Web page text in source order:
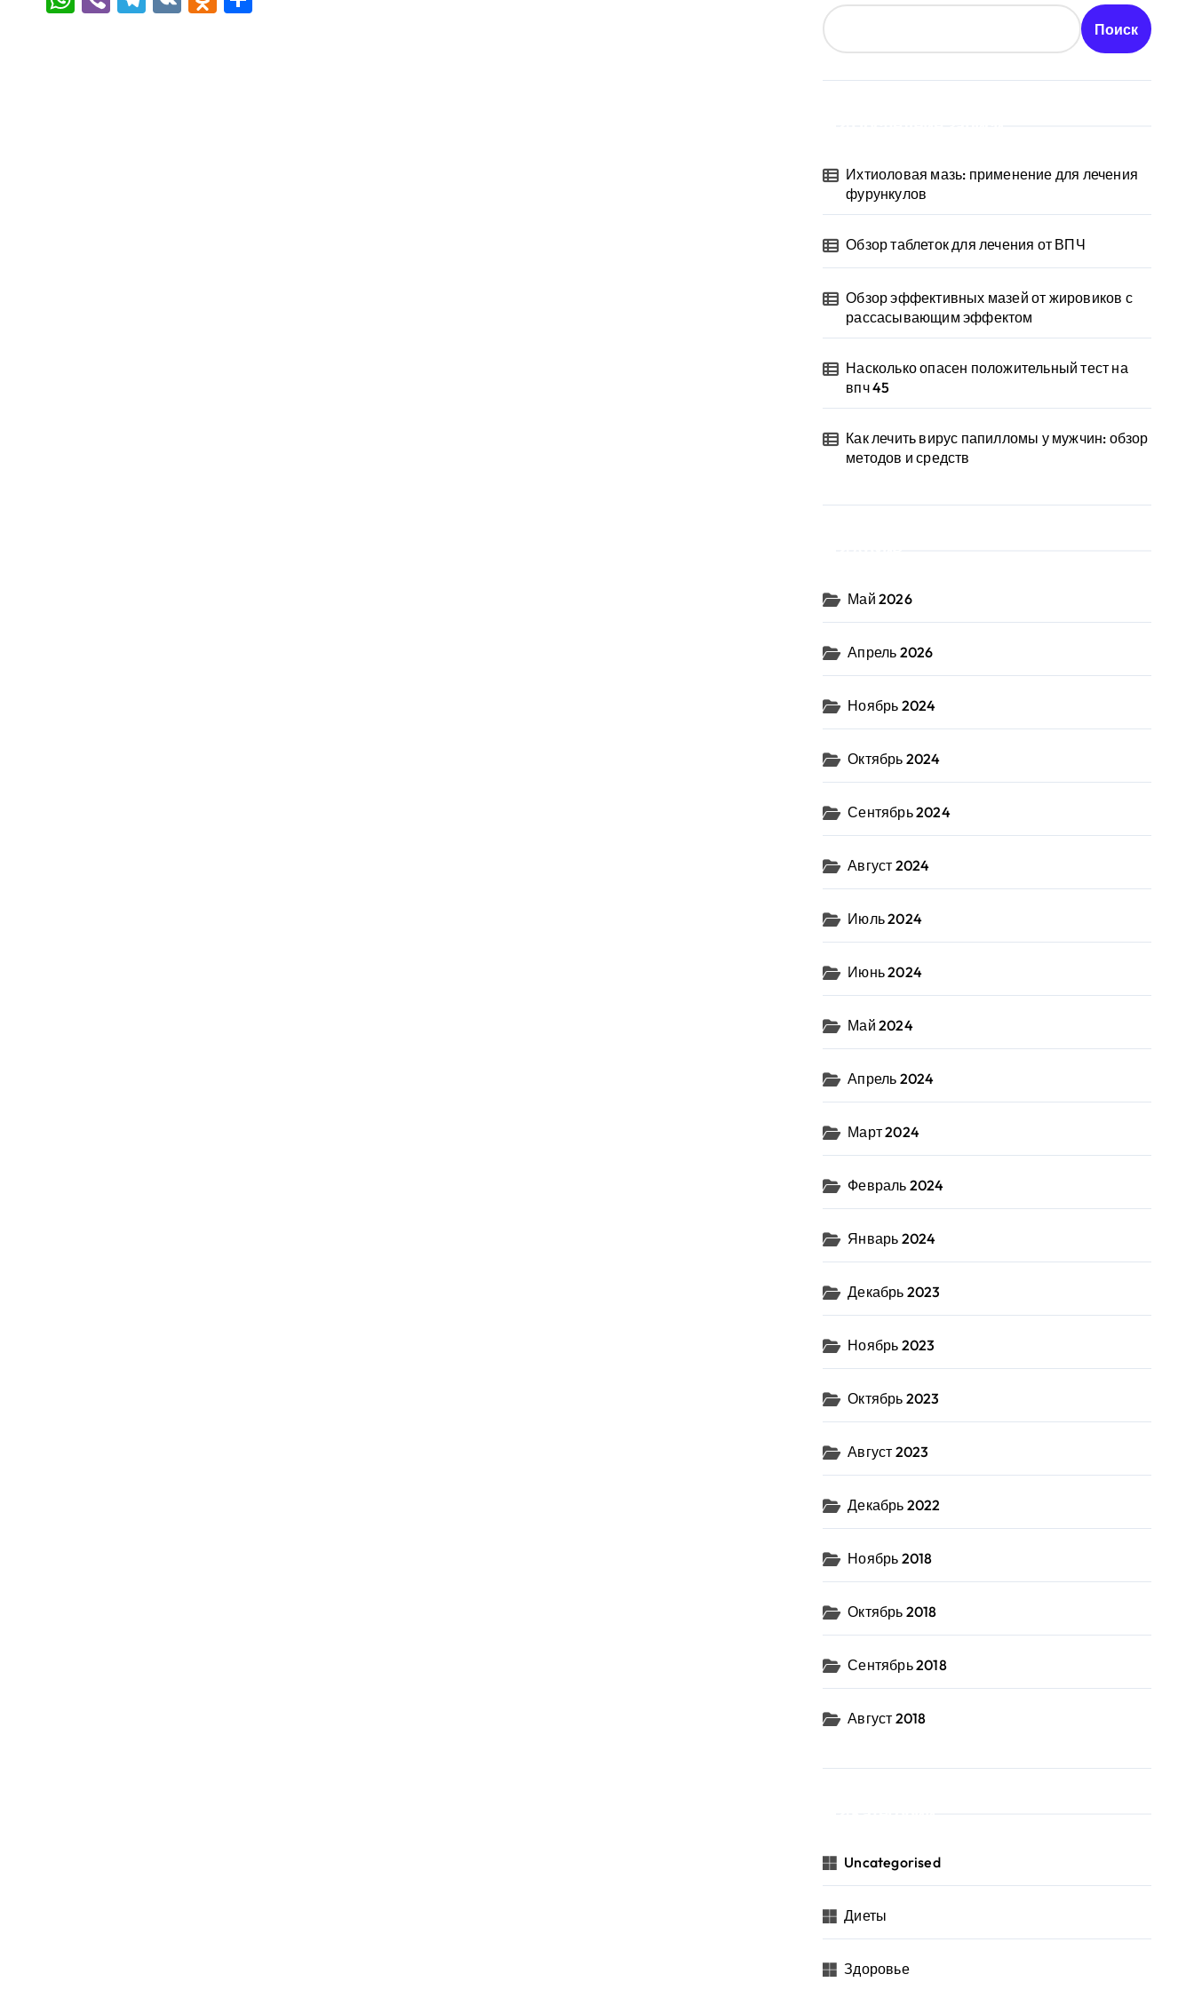
Поиск
Ихтиоловая мазь: применение для лечения
фурункулов
Обзор таблеток для лечения от ВПЧ
Обзор эффективных мазей от жировиков с
рассасывающим эффектом
Насколько опасен положительный тест на
впч 45
Как лечить вирус папилломы у мужчин: обзор
методов и средств
Май 2026
Апрель 2026
Ноябрь 2024
Октябрь 2024
Сентябрь 2024
Август 2024
Июль 2024
Июнь 2024
Май 2024
Апрель 2024
Март 2024
Февраль 2024
Январь 2024
Декабрь 2023
Ноябрь 2023
Октябрь 2023
Август 2023
Декабрь 2022
Ноябрь 2018
Октябрь 2018
Сентябрь 2018
Август 2018
Uncategorised
Диеты
Здоровье